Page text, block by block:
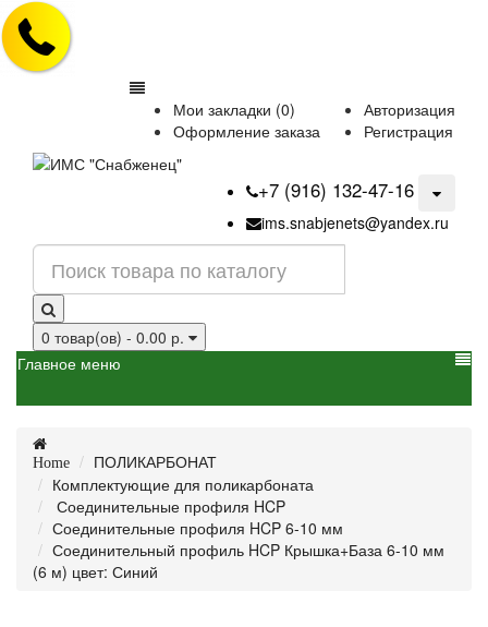
Авторизация
Регистрация
Мои закладки (0)
Оформление заказа
+7 (916) 132-47-16
ims.snabjenets@yandex.ru
0 товар(ов) - 0.00 р.
Главное меню
Home
ПОЛИКАРБОНАТ
Комплектующие для поликарбоната
Соединительные профиля HCP
Соединительные профиля HCP 6-10 мм
Соединительный профиль HCP Крышка+База 6-10 мм
(6 м) цвет: Синий